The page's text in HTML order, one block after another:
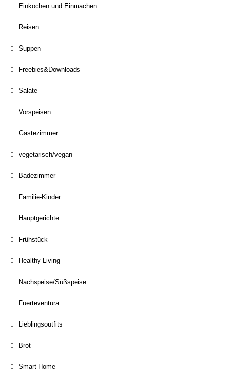
Einkochen und Einmachen
Reisen
Suppen
Freebies&Downloads
Salate
Vorspeisen
Gästezimmer
vegetarisch/vegan
Badezimmer
Familie-Kinder
Hauptgerichte
Frühstück
Healthy Living
Nachspeise/Süßspeise
Fuerteventura
Lieblingsoutfits
Brot
Smart Home